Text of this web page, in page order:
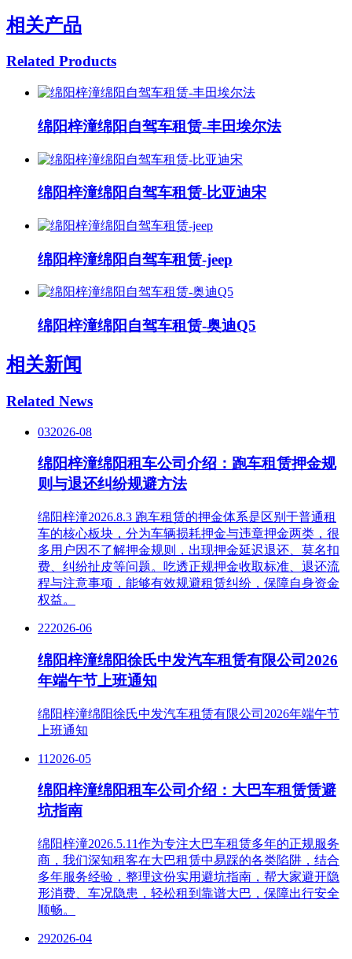
相关产品
Related Products
绵阳梓潼绵阳自驾车租赁-丰田埃尔法
绵阳梓潼绵阳自驾车租赁-比亚迪宋
绵阳梓潼绵阳自驾车租赁-jeep
绵阳梓潼绵阳自驾车租赁-奥迪Q5
相关新闻
Related News
032026-08
绵阳梓潼绵阳租车公司介绍：跑车租赁押金规
则与退还纠纷规避方法
绵阳梓潼2026.8.3 跑车租赁的押金体系是区别于普通租
车的核心板块，分为车辆损耗押金与违章押金两类，很
多用户因不了解押金规则，出现押金延迟退还、莫名扣
费、纠纷扯皮等问题。吃透正规押金收取标准、退还流
程与注意事项，能够有效规避租赁纠纷，保障自身资金
权益。
222026-06
绵阳梓潼绵阳徐氏中发汽车租赁有限公司2026
年端午节上班通知
绵阳梓潼绵阳徐氏中发汽车租赁有限公司2026年端午节
上班通知
11 2026-05
绵阳梓潼绵阳租车公司介绍：大巴车租赁赁避
坑指南
绵阳梓潼2026.5.11作为专注大巴车租赁多年的正规服务
商，我们深知租客在大巴租赁中易踩的各类陷阱，结合
多年服务经验，整理这份实用避坑指南，帮大家避开隐
形消费、车况隐患，轻松租到靠谱大巴，保障出行安全
顺畅。
292026-04